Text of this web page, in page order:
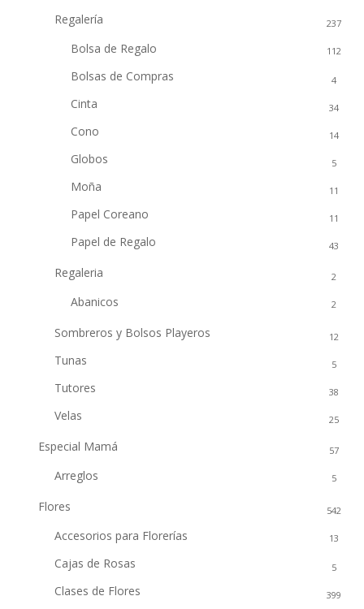
Regalería 237
Bolsa de Regalo 112
Bolsas de Compras 4
Cinta 34
Cono 14
Globos 5
Moña 11
Papel Coreano 11
Papel de Regalo 43
Regaleria 2
Abanicos 2
Sombreros y Bolsos Playeros 12
Tunas 5
Tutores 38
Velas 25
Especial Mamá 57
Arreglos 5
Flores 542
Accesorios para Florerías 13
Cajas de Rosas 5
Clases de Flores 399